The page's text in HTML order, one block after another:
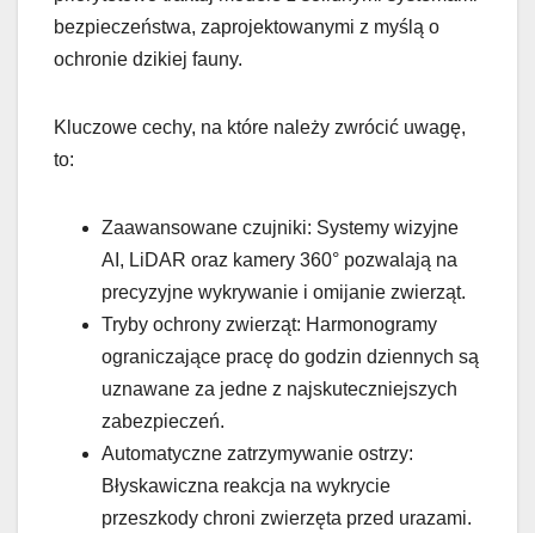
bezpieczeństwa, zaprojektowanymi z myślą o
ochronie dzikiej fauny.
Kluczowe cechy, na które należy zwrócić uwagę,
to:
Zaawansowane czujniki: Systemy wizyjne
AI, LiDAR oraz kamery 360° pozwalają na
precyzyjne wykrywanie i omijanie zwierząt.
Tryby ochrony zwierząt: Harmonogramy
ograniczające pracę do godzin dziennych są
uznawane za jedne z najskuteczniejszych
zabezpieczeń.
Automatyczne zatrzymywanie ostrzy:
Błyskawiczna reakcja na wykrycie
przeszkody chroni zwierzęta przed urazami.